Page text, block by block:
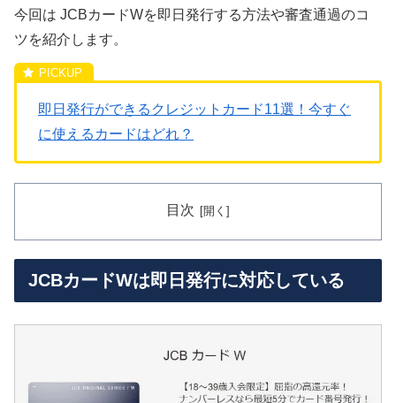
今回は JCBカードWを即日発行する方法や審査通過のコ
ツを紹介します。
即日発行ができるクレジットカード11選！今すぐ
に使えるカードはどれ？
目次
JCBカードWは即日発行に対応している